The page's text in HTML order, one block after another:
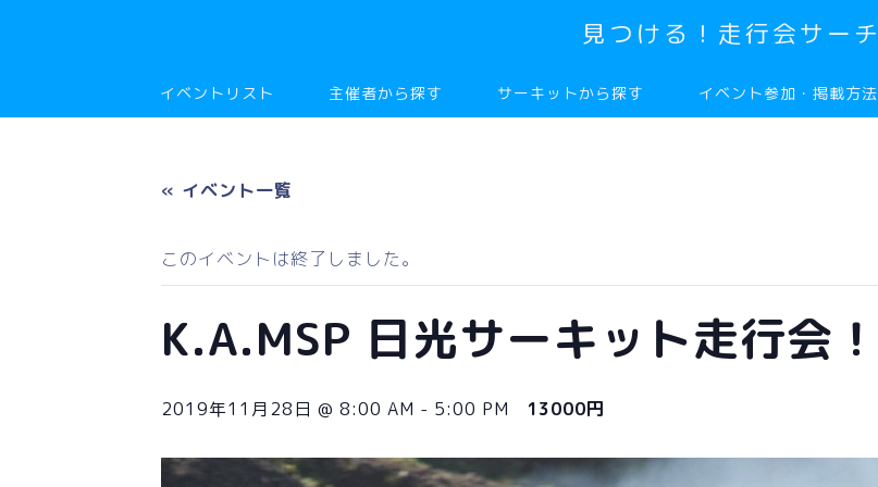
見つける！走行会サーチ
イベントリスト 主催者から探す サーキットから探す イベント参加・掲載方法
« イベント一覧
このイベントは終了しました。
K.A.MSP 日光サーキット走行会！
2019年11月28日 @ 8:00 AM - 5:00 PM 13000円